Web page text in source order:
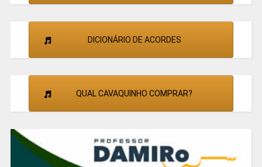
DICIONÁRIO DE ACORDES
QUAL CAVAQUINHO COMPRAR?